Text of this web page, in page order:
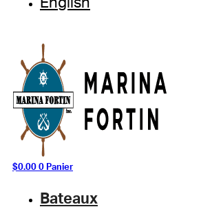
$0.00 0 Panier
Bateaux